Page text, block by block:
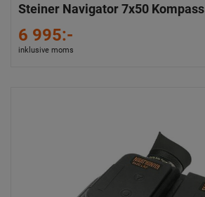
Steiner Navigator 7x50 Kompass
6 995:-
inklusive moms